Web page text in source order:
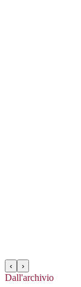
‹ ›
Dall'archivio